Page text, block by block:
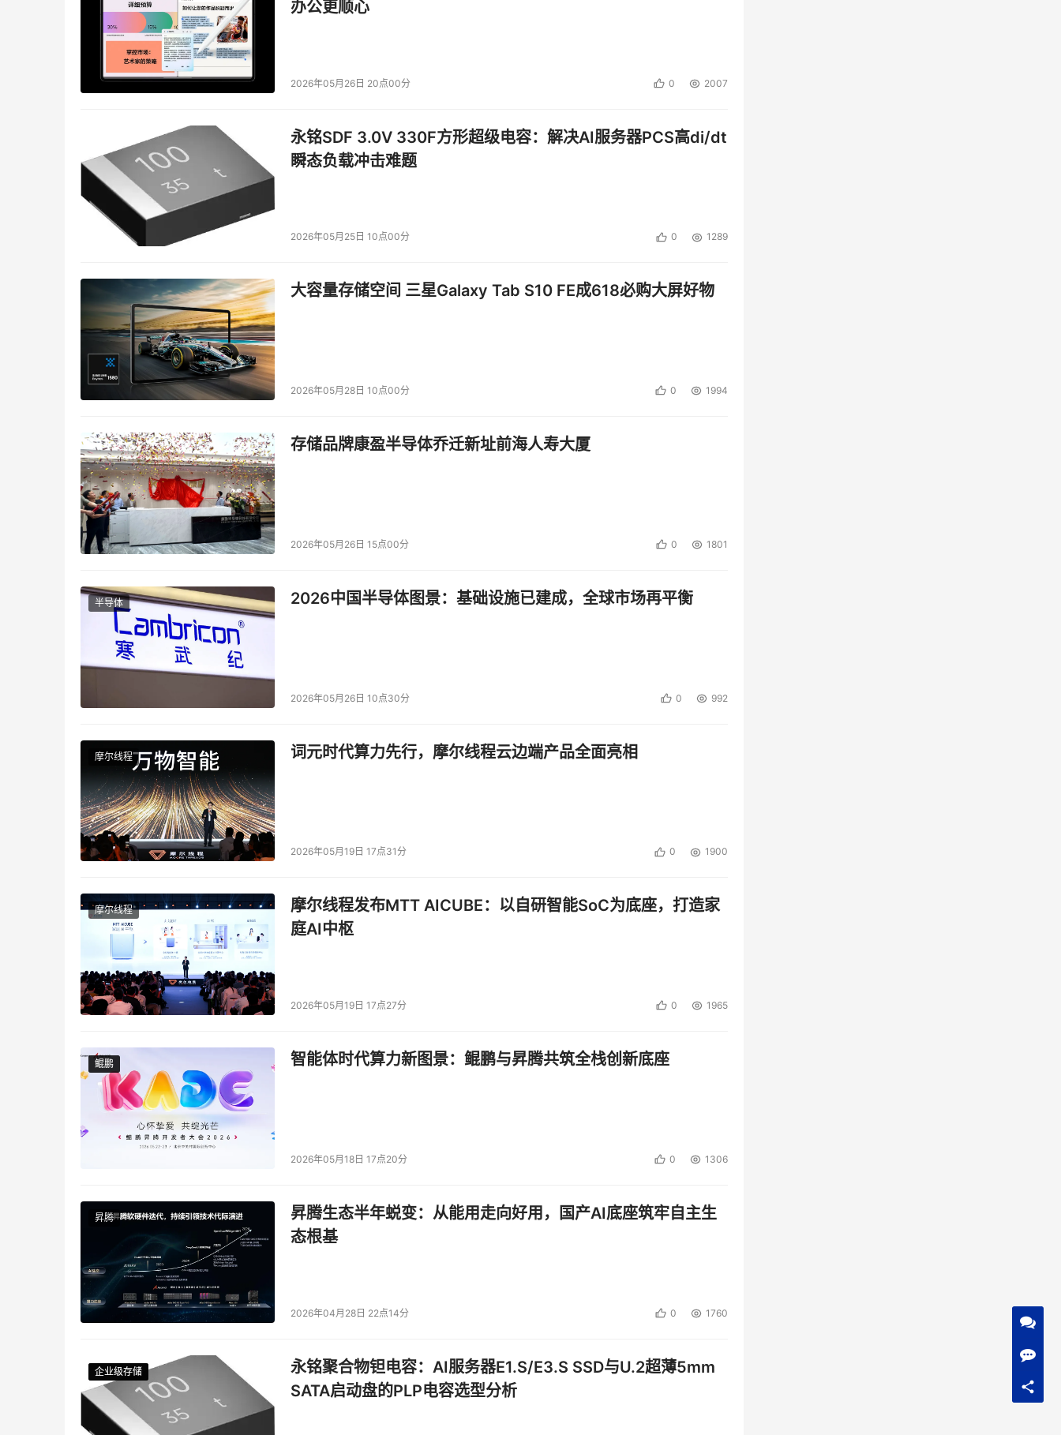
办公更顺心
2026年05月26日 20点00分 0 2007
永铭SDF 3.0V 330F方形超级电容：解决AI服务器PCS高di/dt
瞬态负载冲击难题
2026年05月25日 10点00分 0 1289
大容量存储空间 三星Galaxy Tab S10 FE成618必购大屏好物
2026年05月28日 10点00分 0 1994
存储品牌康盈半导体乔迁新址前海人寿大厦
2026年05月26日 15点00分 0 1801
半导体 2026中国半导体图景：基础设施已建成，全球市场再平衡
2026年05月26日 10点30分 0 992
摩尔线程 词元时代算力先行，摩尔线程云边端产品全面亮相
2026年05月19日 17点31分 0 1900
摩尔线程
摩尔线程发布MTT AICUBE：以自研智能SoC为底座，打造家
庭AI中枢
2026年05月19日 17点27分 0 1965
鲲鹏
鲲鹏 智能体时代算力新图景：鲲鹏与昇腾共筑全栈创新底座
2026年05月18日 17点20分 0 1306
昇腾
昇腾生态半年蜕变：从能用走向好用，国产AI底座筑牢自主生
态根基
2026年04月28日 22点14分 0 1760
企业级存储
企业级存储
企业级存储
企业级存储
永铭聚合物钽电容：AI服务器E1.S/E3.S SSD与U.2超薄5mm
SATA启动盘的PLP电容选型分析